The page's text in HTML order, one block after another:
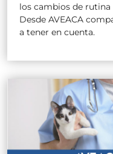
los cambios de rutina
Desde AVEACA
a tener en cuenta.